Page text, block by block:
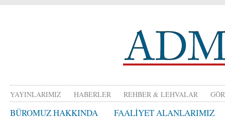
BÜROMUZ HAKKINDA FAALİYET ALANLARIMIZ
YAYINLARIMIZ HABERLER REHBER & LEHVALAR